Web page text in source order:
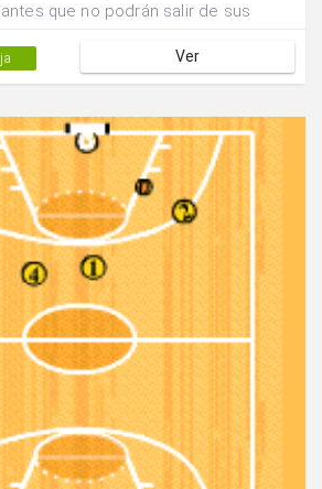
que no podrán salir de sus
la acción ofensiva.Los
de combinar entre ellos
Ver